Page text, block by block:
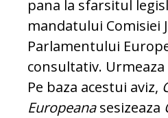
pana la sfarsitul
mandatului Comisiei
Parlamentului
consultativ.
Pe baza acestui aviz,
Europeanasesizeaza